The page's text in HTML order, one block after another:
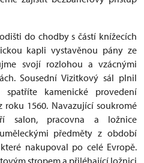
do chodby s částí knížecích
kapli vystavěnou pány ze
svojí rozlohou a vzácnými
Sousední Vizitkový sál plnil
kamenické provedení
1560. Navazující soukromé
salon, pracovna a ložnice
předměty z období
nakupoval po celé Evropě.
stropem a přiléhající ložnici